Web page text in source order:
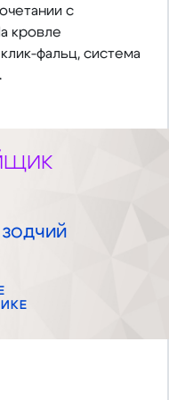
с
кровле
фальц, система